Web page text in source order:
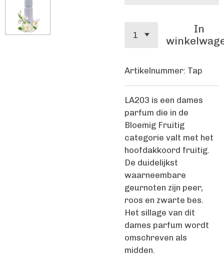
In
Artikelnummer: Tap
LA203 is een dames
parfum die in de
Bloemig Fruitig
categorie valt met het
hoofdakkoord fruitig.
De duidelijkst
waarneembare
geurnoten zijn peer,
roos en zwarte bes.
Het sillage van dit
dames parfum wordt
omschreven als
midden.